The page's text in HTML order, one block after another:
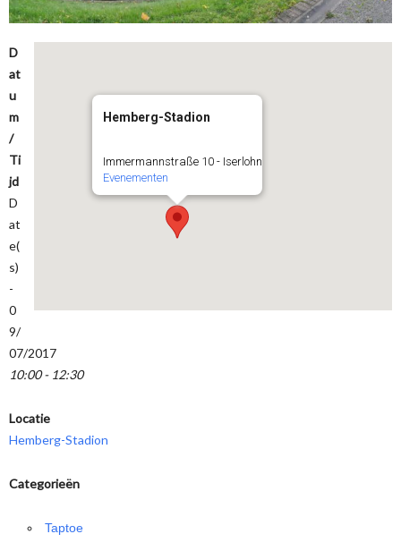
Hemberg-Stadion
Immermannstraße 10 - Iserlohn
Evenementen
D
at
u
m
/
Ti
jd
D
at
e(
s)
-
0
9/
07/2017
10:00 - 12:30
Locatie
Hemberg-Stadion
Categorieën
Taptoe